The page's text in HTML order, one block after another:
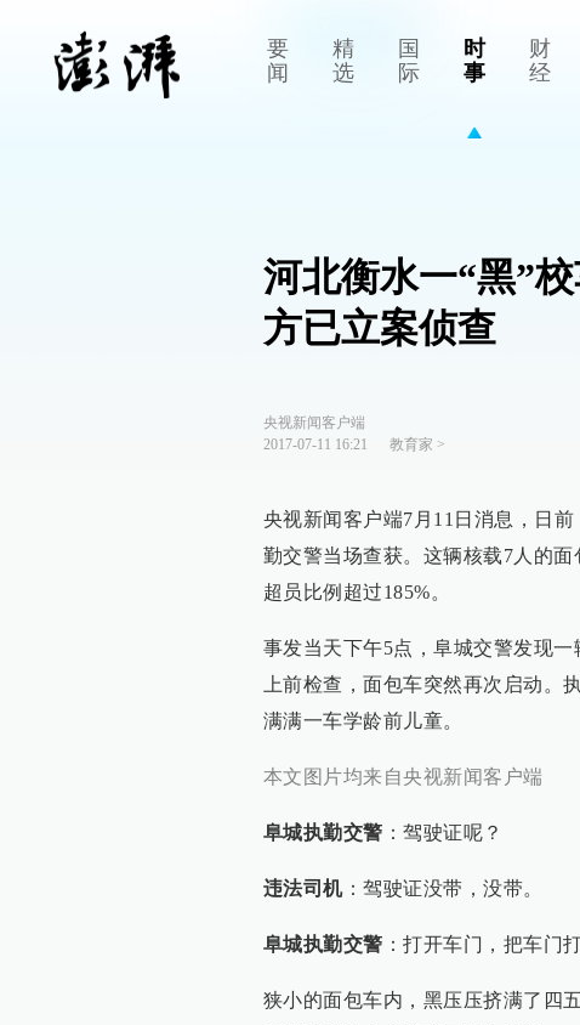
要
闻
精
选
国
际
时
事
财
经
河北衡水一“黑”
方已立案侦查
央视新闻客户端
2017-07-11 16:21
教育家 >
央视新闻客户端7月11日消息，日
勤交警当场查获。这辆核载7人的面
超员比例超过185%。
事发当天下午5点，阜城交警发现
上前检查，面包车突然再次启动。
满满一车学龄前儿童。
本文图片均来自央视新闻客户端
阜城执勤交警 ：驾驶证呢？
违法司机：驾驶证没带，没带。
阜城执勤交警 ：打开车门，把车门
狭小的面包车内，黑压压挤满了四